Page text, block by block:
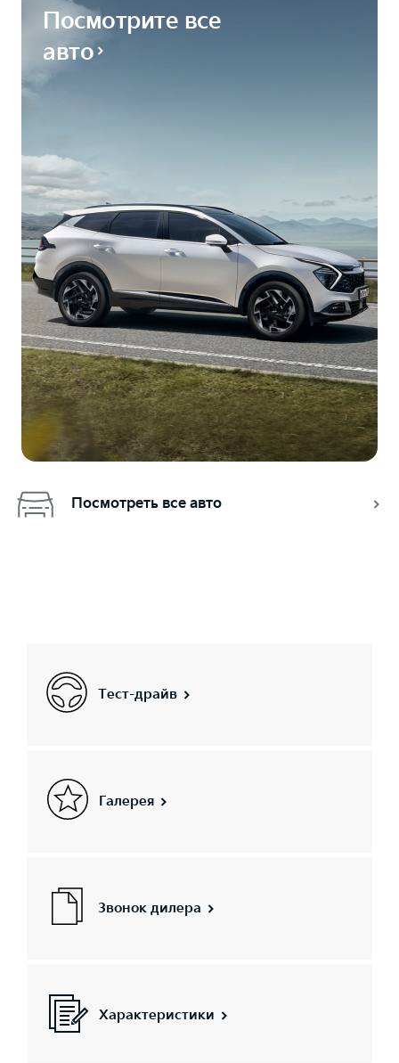
Посмотрите все
авто
Посмотреть все авто
Тест-драйв
Галерея
Звонок дилера
Характеристики